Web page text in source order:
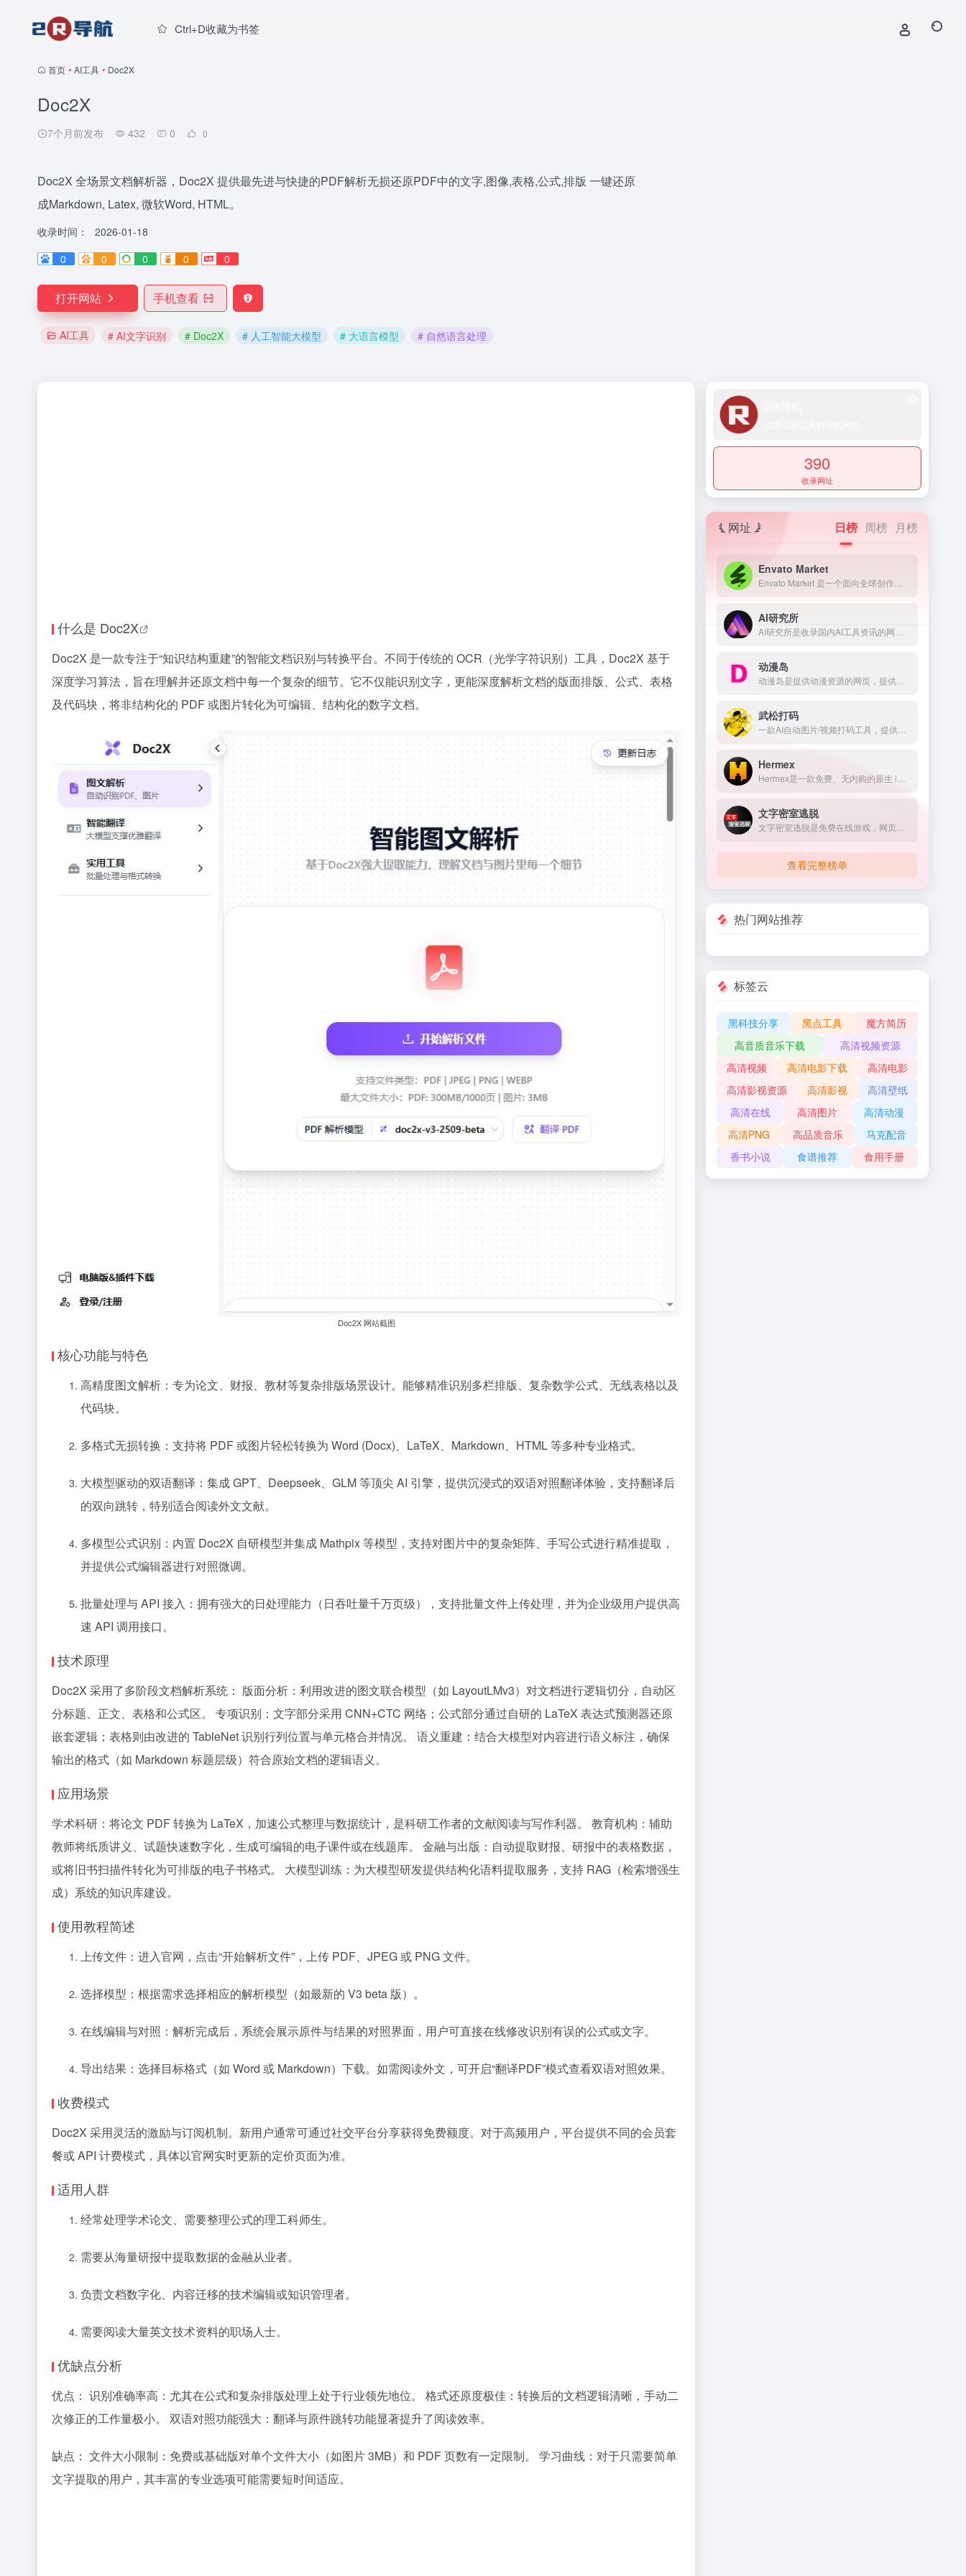
Ctrl+D收藏为书签
首页 • AI工具 • Doc2X
Doc2X
7个月前发布 432 0 0
Doc2X 全场景文档解析器，Doc2X 提供最先进与快捷的PDF解析无损还原PDF中的文字,图像,表格,公式,排版 一键还原
成Markdown, Latex, 微软Word, HTML。
收录时间：
2026-01-18
0
0 0 0 0
打开网站 手机查看
AI工具 # AI文字识别 # Doc2X # 人工智能大模型 # 大语言模型 # 自然语言处理
什么是 Doc2X
Doc2X 是一款专注于“知识结构重建”的智能文档识别与转换平台。不同于传统的 OCR（光学字符识别）工具，Doc2X 基于
深度学习算法，旨在理解并还原文档中每一个复杂的细节。它不仅能识别文字，更能深度解析文档的版面排版、公式、表格
及代码块，将非结构化的 PDF 或图片转化为可编辑、结构化的数字文档。
Doc2X 网站截图
核心功能与特色
高精度图文解析：专为论文、财报、教材等复杂排版场景设计。能够精准识别多栏排版、复杂数学公式、无线表格以及
代码块。
多格式无损转换：支持将 PDF 或图片轻松转换为 Word (Docx)、LaTeX、Markdown、HTML 等多种专业格式。
大模型驱动的双语翻译：集成 GPT、Deepseek、GLM 等顶尖 AI 引擎，提供沉浸式的双语对照翻译体验，支持翻译后
的双向跳转，特别适合阅读外文文献。
多模型公式识别：内置 Doc2X 自研模型并集成 Mathpix 等模型，支持对图片中的复杂矩阵、手写公式进行精准提取，
并提供公式编辑器进行对照微调。
批量处理与 API 接入：拥有强大的日处理能力（日吞吐量千万页级），支持批量文件上传处理，并为企业级用户提供高
速 API 调用接口。
技术原理
Doc2X 采用了多阶段文档解析系统： 版面分析：利用改进的图文联合模型（如 LayoutLMv3）对文档进行逻辑切分，自动区
分标题、正文、表格和公式区。 专项识别：文字部分采用 CNN+CTC 网络；公式部分通过自研的 LaTeX 表达式预测器还原
嵌套逻辑；表格则由改进的 TableNet 识别行列位置与单元格合并情况。 语义重建：结合大模型对内容进行语义标注，确保
输出的格式（如 Markdown 标题层级）符合原始文档的逻辑语义。
应用场景
学术科研：将论文 PDF 转换为 LaTeX，加速公式整理与数据统计，是科研工作者的文献阅读与写作利器。 教育机构：辅助
教师将纸质讲义、试题快速数字化，生成可编辑的电子课件或在线题库。 金融与出版：自动提取财报、研报中的表格数据，
或将旧书扫描件转化为可排版的电子书格式。 大模型训练：为大模型研发提供结构化语料提取服务，支持 RAG（检索增强生
成）系统的知识库建设。
使用教程简述
上传文件：进入官网，点击“开始解析文件”，上传 PDF、JPEG 或 PNG 文件。
选择模型：根据需求选择相应的解析模型（如最新的 V3 beta 版）。
在线编辑与对照：解析完成后，系统会展示原件与结果的对照界面，用户可直接在线修改识别有误的公式或文字。
导出结果：选择目标格式（如 Word 或 Markdown）下载。如需阅读外文，可开启“翻译PDF”模式查看双语对照效果。
收费模式
Doc2X 采用灵活的激励与订阅机制。新用户通常可通过社交平台分享获得免费额度。对于高频用户，平台提供不同的会员套
餐或 API 计费模式，具体以官网实时更新的定价页面为准。
适用人群
经常处理学术论文、需要整理公式的理工科师生。
需要从海量研报中提取数据的金融从业者。
负责文档数字化、内容迁移的技术编辑或知识管理者。
需要阅读大量英文技术资料的职场人士。
优缺点分析
优点： 识别准确率高：尤其在公式和复杂排版处理上处于行业领先地位。 格式还原度极佳：转换后的文档逻辑清晰，手动二
次修正的工作量极小。 双语对照功能强大：翻译与原件跳转功能显著提升了阅读效率。
缺点： 文件大小限制：免费或基础版对单个文件大小（如图片 3MB）和 PDF 页数有一定限制。 学习曲线：对于只需要简单
文字提取的用户，其丰富的专业选项可能需要短时间适应。
390
收录网址
网址 日榜 周榜 月榜
Envato Market
AI研究所
动漫岛
武松打码
Hermex
文字密室逃脱
查看完整榜单
热门网站推荐
标签云
黑科技分享 黑点工具
魔方简历
高音质音乐下载
高清视频资源
高清视频
高清电影下载
高清电影
高清影视资源
高清影视
高清壁纸
高清在线
高清图片
高清动漫
高清PNG
高品质音乐
马克配音
香书小说
食谱推荐 食用手册